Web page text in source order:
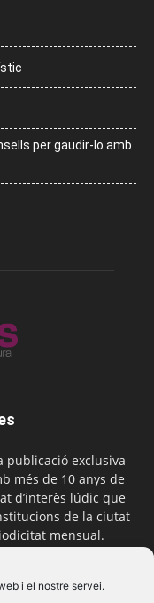
i el nostre servei.
per gaudir-lo amb
publicació exclusiva
més de 10 anys de
d’interès lúdic que
de la ciutat
mensual.